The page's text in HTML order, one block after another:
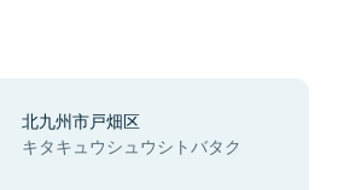
北九州市戸畑区
キタキュウシュウシトバタク